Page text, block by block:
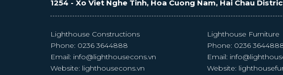
1254 - Xo Viet Nghe Tinh, Hoa Cuong Nam, Hai Chau
Lighthouse Constructions
Phone: 0236 3644888
Email: info@lighthousecons.vn
Website: lighthousecons.vn
Lighthouse Furniture
Phone: 0236
Email:
Website: